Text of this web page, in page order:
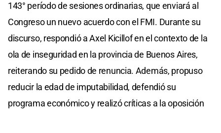
143° período de sesiones ordinarias, que enviará al
Congreso un nuevo acuerdo con el FMI. Durante su
discurso, respondió a Axel Kicillof en el contexto de la
ola de inseguridad en la provincia de Buenos Aires,
reiterando su pedido de renuncia. Además, propuso
reducir la edad de imputabilidad, defendió su
programa económico y realizó críticas a la oposición